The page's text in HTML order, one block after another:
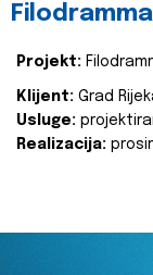
Projekt:
Klijent: Grad
Usluge:
Realizacija: